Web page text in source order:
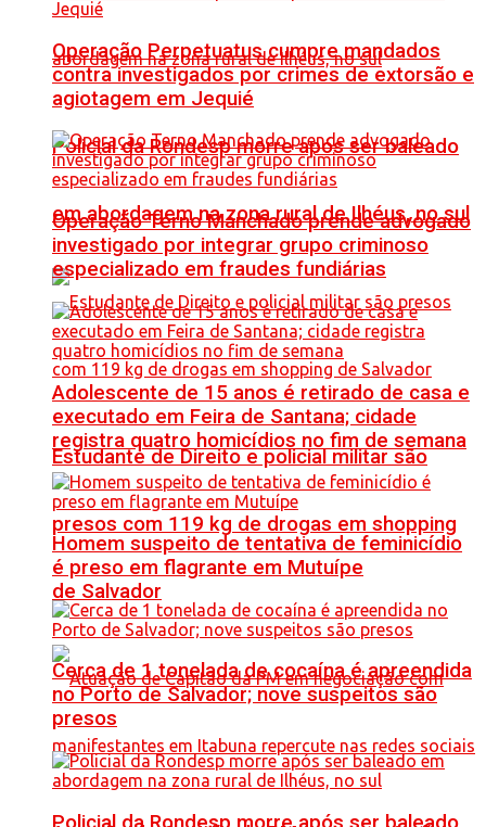
Policial da Rondesp morre após ser baleado
em abordagem na zona rural de Ilhéus, no sul
Estudante de Direito e policial militar são
presos com 119 kg de drogas em shopping
de Salvador
Operação Perpetuatus cumpre mandados
contra investigados por crimes de extorsão e
agiotagem em Jequié
Operação Terno Manchado prende advogado
investigado por integrar grupo criminoso
especializado em fraudes fundiárias
Adolescente de 15 anos é retirado de casa e
executado em Feira de Santana; cidade
registra quatro homicídios no fim de semana
Homem suspeito de tentativa de feminicídio
é preso em flagrante em Mutuípe
Cerca de 1 tonelada de cocaína é apreendida
no Porto de Salvador; nove suspeitos são
presos